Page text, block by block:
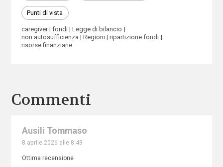
Punti di vista
caregiver fondi
Legge di bilancio
non autosufficienza
Regioni
ripartizione fondi
risorse finanziarie
Commenti
Ausili Tommaso
8 aprile 2026 alle 8:49
Ottima recensione